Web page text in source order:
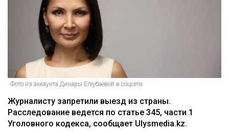
Фото из аккаунта Динары Егеубаевой в соцсети
Журналисту запретили выезд из страны.
Расследование ведется по статье 345, части 1
Уголовного кодекса, сообщает Ulysmedia.kz.